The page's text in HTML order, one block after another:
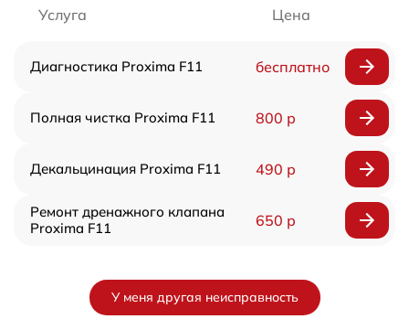
Услуга Цена
Диагностика Proxima F11 бесплатно
Полная чистка Proxima F11 800 р
Декальцинация Proxima F11 490 р
Ремонт дренажного клапана
Proxima F11
650 р
У меня другая неисправность